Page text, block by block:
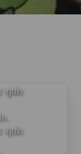
quis
quis